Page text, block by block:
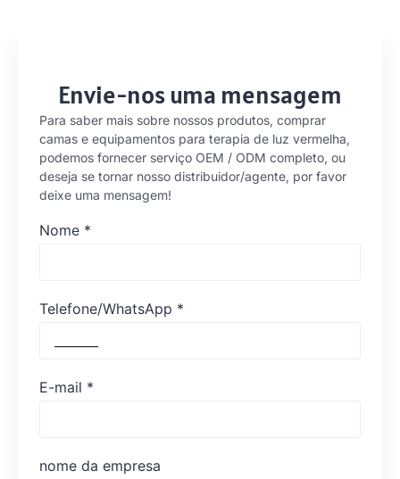
Envie-nos uma mensagem
Para saber mais sobre nossos produtos, comprar
camas e equipamentos para terapia de luz vermelha,
podemos fornecer serviço OEM / ODM completo, ou
deseja se tornar nosso distribuidor/agente, por favor
deixe uma mensagem!
Nome *
Telefone/WhatsApp *
E-mail *
nome da empresa